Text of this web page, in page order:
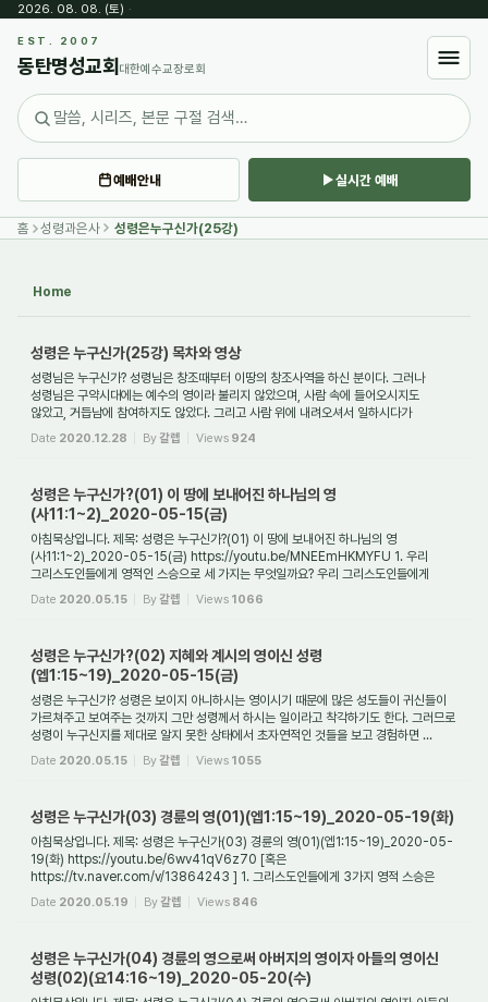
2026. 08. 08. (토) ·
EST. 2007
동탄명성교회 대한예수교장로회
예배안내 실시간 예배
홈 성령과은사 성령은누구신가(25강)
Home
성령은 누구신가(25강) 목차와 영상
성령님은 누구신가? 성령님은 창조때부터 이땅의 창조사역을 하신 분이다. 그러나
성령님은 구약시대에는 예수의 영이라 불리지 않았으며, 사람 속에 들어오시지도
않았고, 거듭남에 참여하지도 않았다. 그리고 사람 위에 내려오셔서 일하시다가
당사자가 죄를...
Date 2020.12.28 By갈렙 Views 924
성령은 누구신가?(01) 이 땅에 보내어진 하나님의 영
(사11:1~2)_2020-05-15(금)
아침묵상입니다. 제목: 성령은 누구신가?(01) 이 땅에 보내어진 하나님의 영
(사11:1~2)_2020-05-15(금) https://youtu.be/MNEEmHKMYFU 1. 우리
그리스도인들에게 영적인 스승으로 세 가지는 무엇일까요? 우리 그리스도인들에게
영적인 스승에는 어떤 것이 있을...
Date 2020.05.15 By갈렙 Views 1066
성령은 누구신가?(02) 지혜와 계시의 영이신 성령
(엡1:15~19)_2020-05-15(금)
성령은 누구신가? 성령은 보이지 아니하시는 영이시기 때문에 많은 성도들이 귀신들이
가르쳐주고 보여주는 것까지 그만 성령께서 하시는 일이라고 착각하기도 한다. 그러므로
성령이 누구신지를 제대로 알지 못한 상태에서 초자연적인 것들을 보고 경험하면 ...
Date 2020.05.15 By갈렙 Views 1055
성령은 누구신가(03) 경륜의 영(01)(엡1:15~19)_2020-05-19(화)
아침묵상입니다. 제목: 성령은 누구신가(03) 경륜의 영(01)(엡1:15~19)_2020-05-
19(화) https://youtu.be/6wv41qV6z70 [혹은
https://tv.naver.com/v/13864243 ] 1. 그리스도인들에게 3가지 영적 스승은
누구이며, 또한 무엇에 주의해야 하는가? 그리스도인들...
Date 2020.05.19 By갈렙 Views 846
성령은 누구신가(04) 경륜의 영으로써 아버지의 영이자 아들의 영이신
성령(02)(요14:16~19)_2020-05-20(수)
Sketchbook5, 스케치북5
Sketchbook5, 스케치북5